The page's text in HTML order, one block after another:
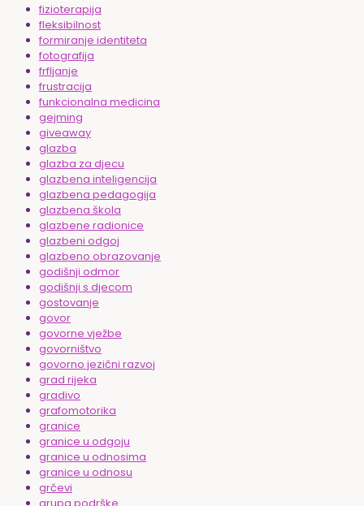
fizioterapija
fleksibilnost
formiranje identiteta
fotografija
frfljanje
frustracija
funkcionalna medicina
gejming
giveaway
glazba
glazba za djecu
glazbena inteligencija
glazbena pedagogija
glazbena škola
glazbene radionice
glazbeni odgoj
glazbeno obrazovanje
godišnji odmor
godišnji s djecom
gostovanje
govor
govorne vježbe
govorništvo
govorno jezični razvoj
grad rijeka
gradivo
grafomotorika
granice
granice u odgoju
granice u odnosima
granice u odnosu
grčevi